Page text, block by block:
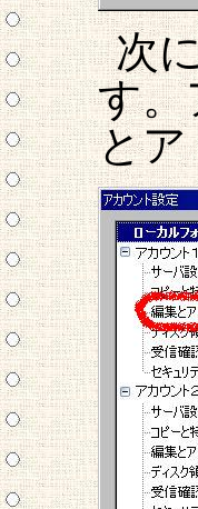
次
す。
とア